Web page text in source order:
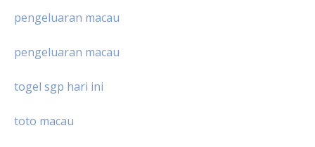
pengeluaran macau
pengeluaran macau
togel sgp hari ini
toto macau